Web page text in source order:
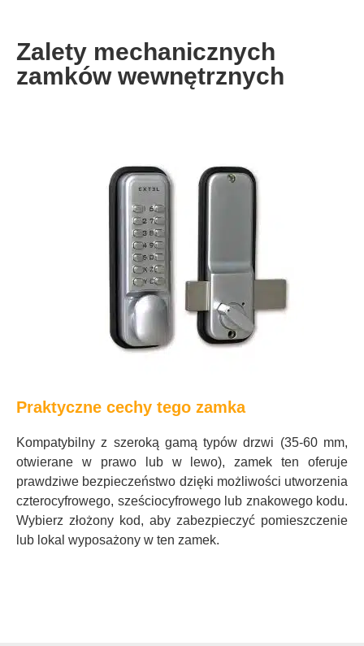
Zalety mechanicznych
zamków wewnętrznych
Praktyczne cechy tego zamka
Kompatybilny z szeroką gamą typów drzwi (35-60 mm,
otwierane w prawo lub w lewo), zamek ten oferuje
prawdziwe bezpieczeństwo dzięki możliwości utworzenia
czterocyfrowego, sześciocyfrowego lub znakowego kodu.
Wybierz złożony kod, aby zabezpieczyć pomieszczenie
lub lokal wyposażony w ten zamek.